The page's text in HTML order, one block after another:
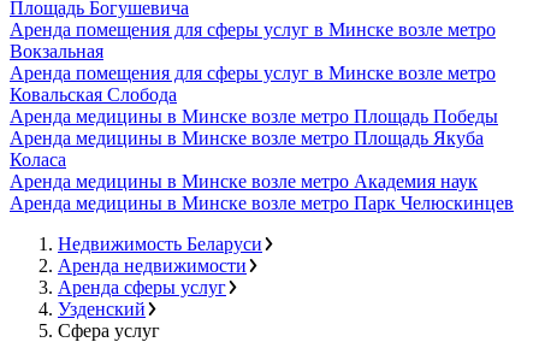
Площадь Богушевича
Аренда помещения для сферы услуг в Минске возле метро
Вокзальная
Аренда помещения для сферы услуг в Минске возле метро
Ковальская Слобода
Аренда медицины в Минске возле метро Площадь Победы
Аренда медицины в Минске возле метро Площадь Якуба
Коласа
Аренда медицины в Минске возле метро Академия наук
Аренда медицины в Минске возле метро Парк Челюскинцев
Недвижимость Беларуси
Аренда недвижимости
Аренда сферы услуг
Узденский
Сфера услуг